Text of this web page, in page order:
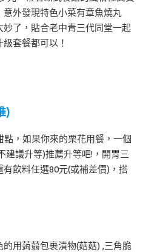
意外發現特色小菜有章魚燒丸
了，貼合老中青三代同堂一起
套餐都可以！
)
，如果你來的栗花用餐，一個
建議升等)推薦升等吧!，開胃三
飲料任選80元(或補差價)，搭
用蒟蒻包裹漬物(菇菇) ,三角脆